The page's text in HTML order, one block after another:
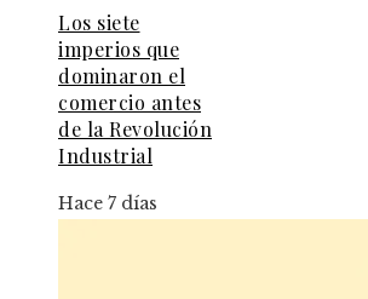
Los siete
imperios que
dominaron el
comercio antes
de la Revolución
Industrial
Hace 7 días